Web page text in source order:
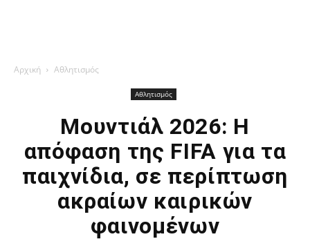
Αρχική Αθλητισμός
Αθλητισμός
Μουντιάλ 2026: Η
απόφαση της FIFA για τα
παιχνίδια, σε περίπτωση
ακραίων καιρικών
φαινομένων